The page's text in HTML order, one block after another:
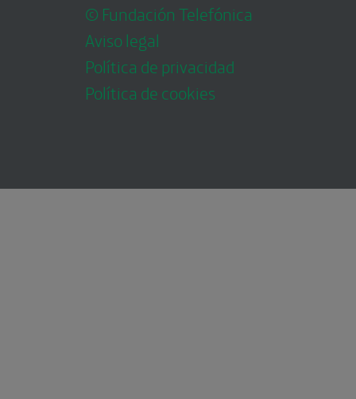
© Fundación Telefónica
Aviso legal
Política de privacidad
Política de cookies